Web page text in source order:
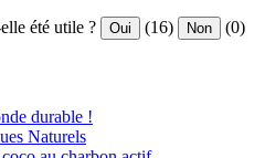
été utile ? Oui (16) Non (0)
durable !
Naturels